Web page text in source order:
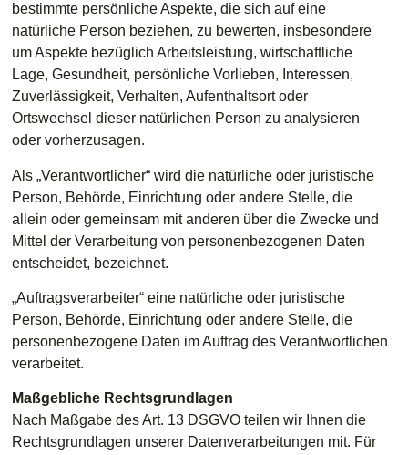
bestimmte persönliche Aspekte, die sich auf eine
natürliche Person beziehen, zu bewerten, insbesondere
um Aspekte bezüglich Arbeitsleistung, wirtschaftliche
Lage, Gesundheit, persönliche Vorlieben, Interessen,
Zuverlässigkeit, Verhalten, Aufenthaltsort oder
Ortswechsel dieser natürlichen Person zu analysieren
oder vorherzusagen.
Als „Verantwortlicher“ wird die natürliche oder juristische
Person, Behörde, Einrichtung oder andere Stelle, die
allein oder gemeinsam mit anderen über die Zwecke und
Mittel der Verarbeitung von personenbezogenen Daten
entscheidet, bezeichnet.
„Auftragsverarbeiter“ eine natürliche oder juristische
Person, Behörde, Einrichtung oder andere Stelle, die
personenbezogene Daten im Auftrag des Verantwortlichen
verarbeitet.
Maßgebliche Rechtsgrundlagen
Nach Maßgabe des Art. 13 DSGVO teilen wir Ihnen die
Rechtsgrundlagen unserer Datenverarbeitungen mit. Für